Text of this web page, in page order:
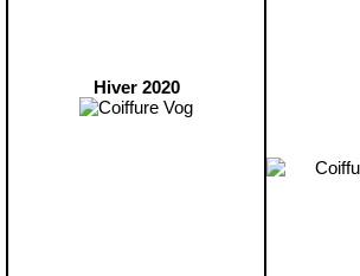
Hiver 2020